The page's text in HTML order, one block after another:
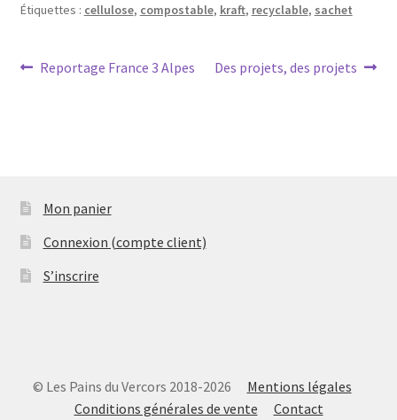
Étiquettes : cellulose, compostable, kraft, recyclable, sachet
Navigation
Article
Reportage France 3 Alpes
Article
Des projets, des projets
Mon panier
Connexion (compte client)
S’inscrire
© Les Pains du Vercors 2018-2026 Mentions légales
Conditions générales de vente
Contact